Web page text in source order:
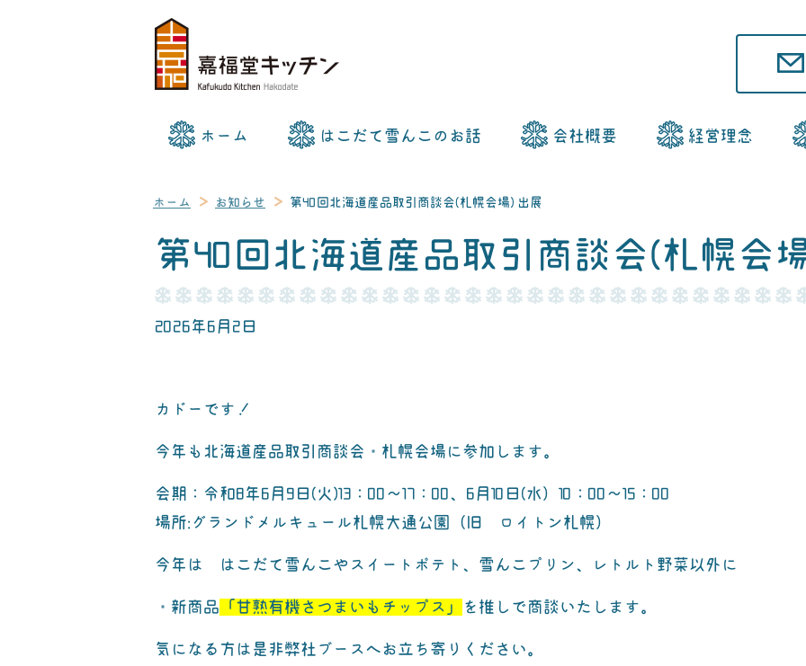
ホーム はこだて雪んこ のお話 会社概要 経営理念
ホーム お知らせ 第40回北海道産品取引商談会(札幌会場) 出展
第40回北海道産品取引商談会(札幌会
2026年6月2日
カドーです！
今年も 北海道産品取引商談会・札幌会場に参加します。
会期：令和8年6月9日(火)13：00～17：00、6月10日(水）10：00～15：00
場所:グランドメルキュール札幌大通公園（旧 ロイトン札幌）
今年は はこだて雪んこやスイートポテト、雪んこプリン、レトルト野菜以外に
・新商品 「甘熟有機さつまいもチップス」 を推しで商談いたします。
気になる方は是非弊社ブースへお立ち寄りください。